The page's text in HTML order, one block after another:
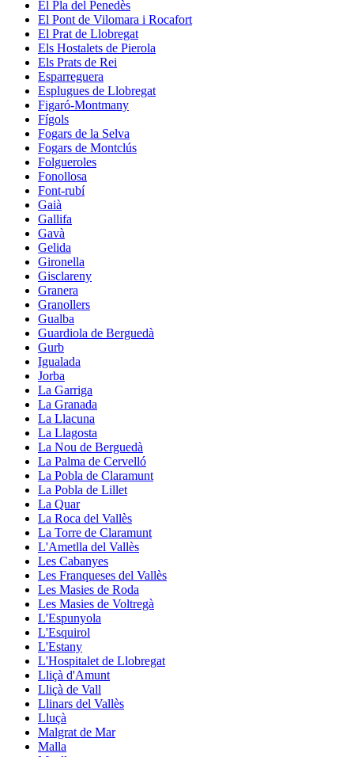
El Pla del Penedès
El Pont de Vilomara i Rocafort
El Prat de Llobregat
Els Hostalets de Pierola
Els Prats de Rei
Esparreguera
Esplugues de Llobregat
Figaró-Montmany
Fígols
Fogars de la Selva
Fogars de Montclús
Folgueroles
Fonollosa
Font-rubí
Gaià
Gallifa
Gavà
Gelida
Gironella
Gisclareny
Granera
Granollers
Gualba
Guardiola de Berguedà
Gurb
Igualada
Jorba
La Garriga
La Granada
La Llacuna
La Llagosta
La Nou de Berguedà
La Palma de Cervelló
La Pobla de Claramunt
La Pobla de Lillet
La Quar
La Roca del Vallès
La Torre de Claramunt
L'Ametlla del Vallès
Les Cabanyes
Les Franqueses del Vallès
Les Masies de Roda
Les Masies de Voltregà
L'Espunyola
L'Esquirol
L'Estany
L'Hospitalet de Llobregat
Lliçà d'Amunt
Lliçà de Vall
Llinars del Vallès
Lluçà
Malgrat de Mar
Malla